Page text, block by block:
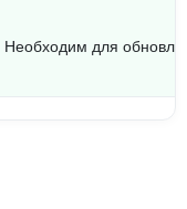
Необходим для